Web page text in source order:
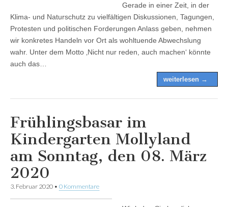
Gerade in einer Zeit, in der
Klima- und Naturschutz zu vielfältigen Diskussionen, Tagungen,
Protesten und politischen Forderungen Anlass geben, nehmen
wir konkretes Handeln vor Ort als wohltuende Abwechslung
wahr. Unter dem Motto ‚Nicht nur reden, auch machen‘ könnte
auch das…
weiterlesen →
Frühlingsbasar im
Kindergarten Mollyland
am Sonntag, den 08. März
2020
3. Februar 2020 • 0 Kommentare